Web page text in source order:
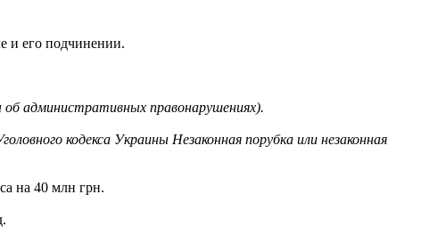
и его подчинении.
об административных правонарушениях).
кодекса Украины Незаконная порубка или незаконная
на 40 млн грн.